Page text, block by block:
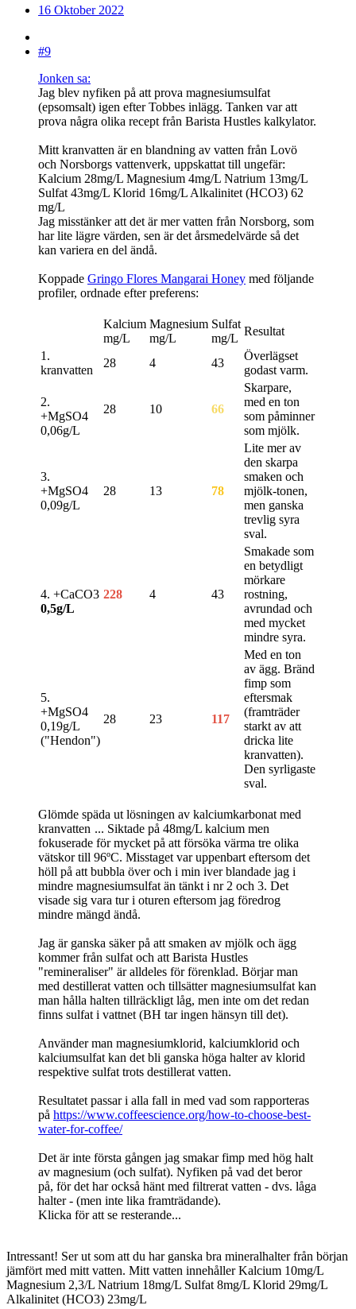
16 Oktober 2022
#9
Jonken sa:
Jag blev nyfiken på att prova magnesiumsulfat
(epsomsalt) igen efter Tobbes inlägg. Tanken var att
prova några olika recept från Barista Hustles kalkylator.
Mitt kranvatten är en blandning av vatten från Lovö
och Norsborgs vattenverk, uppskattat till ungefär:
Kalcium 28mg/L Magnesium 4mg/L Natrium 13mg/L
Sulfat 43mg/L Klorid 16mg/L Alkalinitet (HCO3) 62
mg/L
Jag misstänker att det är mer vatten från Norsborg, som
har lite lägre värden, sen är det årsmedelvärde så det
kan variera en del ändå.
Koppade Gringo Flores Mangarai Honey med följande
profiler, ordnade efter preferens:
Kalcium
mg/L
Magnesium
mg/L
Sulfat
mg/L
Resultat
1.
kranvatten
28 4 43
Överlägset
godast varm.
2.
+MgSO4
0,06g/L
28 10 66
Skarpare,
med en ton
som påminner
som mjölk.
3.
+MgSO4
0,09g/L
28 13 78
Lite mer av
den skarpa
smaken och
mjölk-tonen,
men ganska
trevlig syra
sval.
4. +CaCO3
0,5g/L
228 4 43
Smakade som
en betydligt
mörkare
rostning,
avrundad och
med mycket
mindre syra.
5.
+MgSO4
0,19g/L
("Hendon")
28 23 117
Med en ton
av ägg. Bränd
fimp som
eftersmak
(framträder
starkt av att
dricka lite
kranvatten).
Den syrligaste
sval.
Glömde späda ut lösningen av kalciumkarbonat med
kranvatten ... Siktade på 48mg/L kalcium men
fokuserade för mycket på att försöka värma tre olika
vätskor till 96ºC. Misstaget var uppenbart eftersom det
höll på att bubbla över och i min iver blandade jag i
mindre magnesiumsulfat än tänkt i nr 2 och 3. Det
visade sig vara tur i oturen eftersom jag föredrog
mindre mängd ändå.
Jag är ganska säker på att smaken av mjölk och ägg
kommer från sulfat och att Barista Hustles
"remineraliser" är alldeles för förenklad. Börjar man
med destillerat vatten och tillsätter magnesiumsulfat kan
man hålla halten tillräckligt låg, men inte om det redan
finns sulfat i vattnet (BH tar ingen hänsyn till det).
Använder man magnesiumklorid, kalciumklorid och
kalciumsulfat kan det bli ganska höga halter av klorid
respektive sulfat trots destillerat vatten.
Resultatet passar i alla fall in med vad som rapporteras
på https://www.coffeescience.org/how-to-choose-best-
water-for-coffee/
Det är inte första gången jag smakar fimp med hög halt
av magnesium (och sulfat). Nyfiken på vad det beror
på, för det har också hänt med filtrerat vatten - dvs. låga
halter - (men inte lika framträdande).
Klicka för att se resterande...
Intressant! Ser ut som att du har ganska bra mineralhalter från början
jämfört med mitt vatten. Mitt vatten innehåller Kalcium 10mg/L
Magnesium 2,3/L Natrium 18mg/L Sulfat 8mg/L Klorid 29mg/L
Alkalinitet (HCO3) 23mg/L